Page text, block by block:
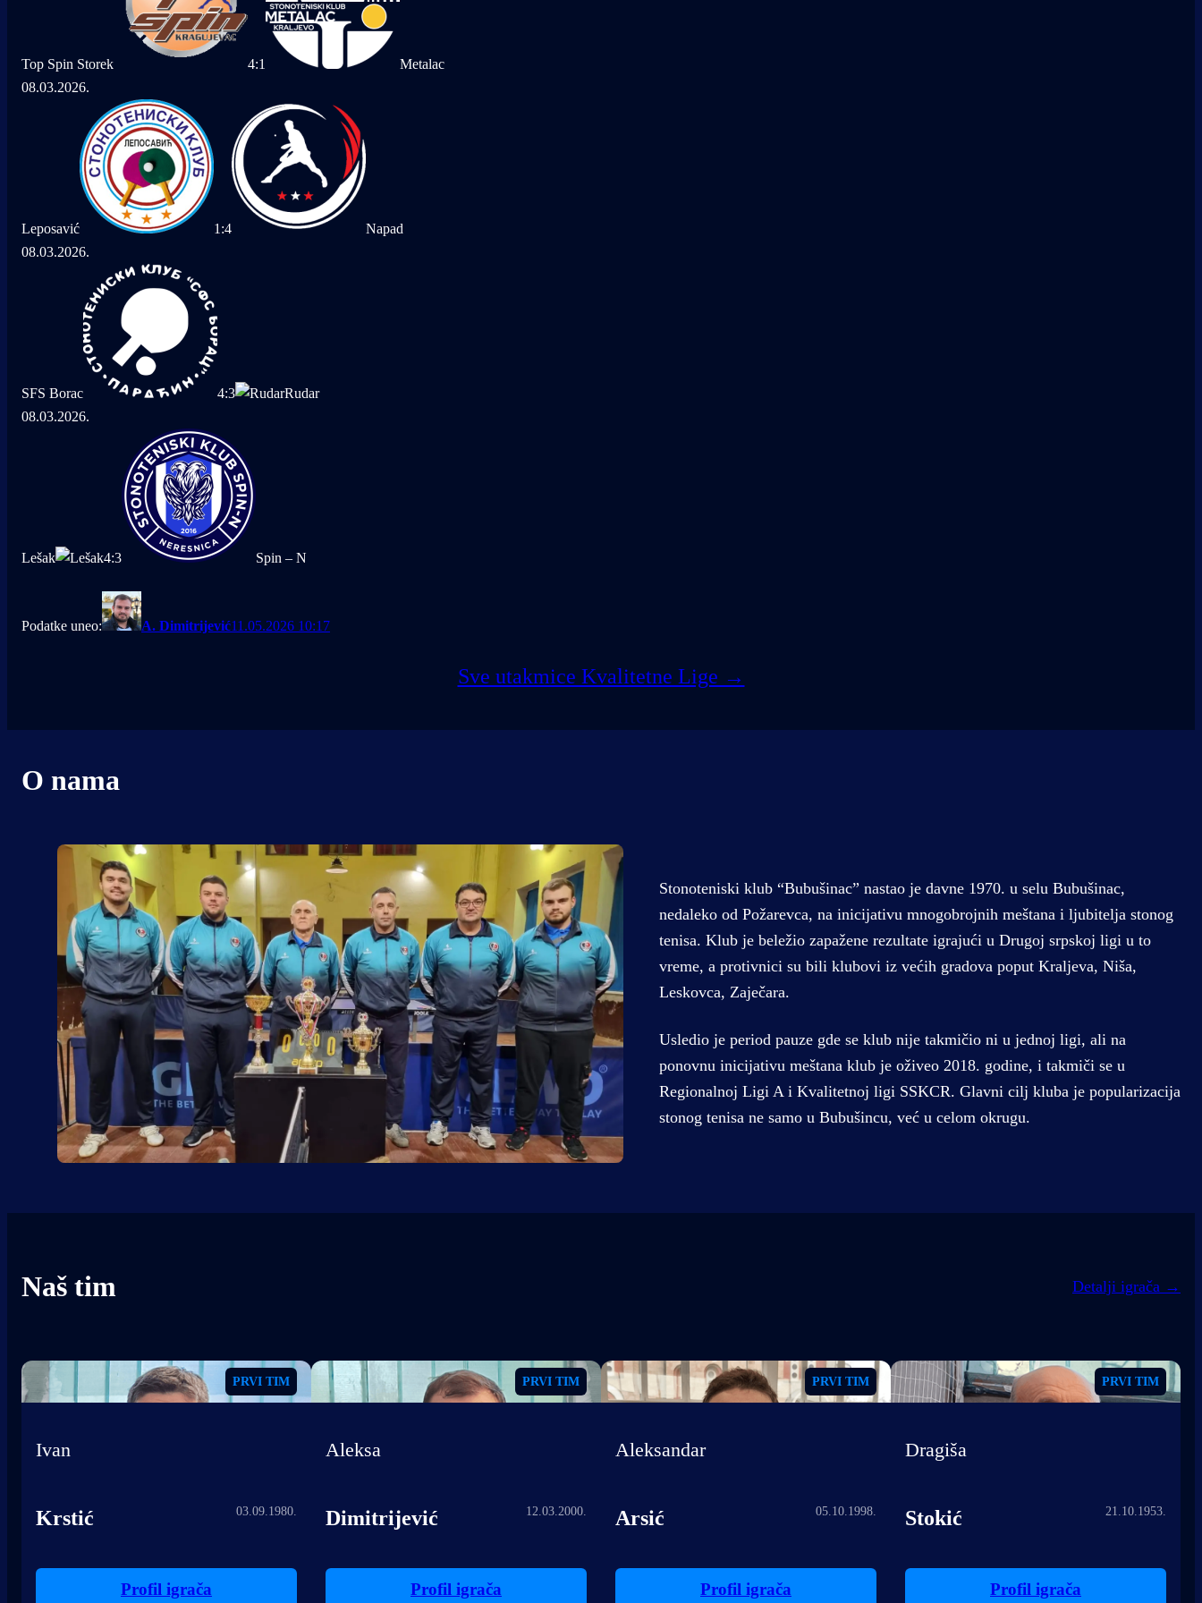
Top Spin Storek 4:1
Metalac
08.03.2026.
Leposavić 1 :4
Napad
08.03.2026.
SFS Borac 4:3
Rudar
08.03.2026.
Lešak 4:3 Spin – N
Podatke uneo: A. Dimitrijević11.05.2026 10:17
Sve utakmice Kvalitetne Lige →
O nama
Stonoteniski klub “Bubušinac” nastao je davne 1970. u selu Bubušinac,
nedaleko od Požarevca, na inicijativu mnogobrojnih meštana i ljubitelja stonog
tenisa. Klub je beležio zapažene rezultate igrajući u Drugoj srpskoj ligi u to
vreme, a protivnici su bili klubovi iz većih gradova poput Kraljeva, Niša,
Leskovca, Zaječara.
Usledio je period pauze gde se klub nije takmičio ni u jednoj ligi, ali na
ponovnu inicijativu meštana klub je oživeo 2018. godine, i takmiči se u
Regionalnoj Ligi A i Kvalitetnoj ligi SSKCR. Glavni cilj kluba je popularizacija
stonog tenisa ne samo u Bubušincu, već u celom okrugu.
Naš tim Detalji igrača →
PRVI TIM
Ivan
Krstić 03.09.1980.
Profil igrača
PRVI TIM
Aleksa
Dimitrijević 12.03.2000.
Profil igrača
PRVI TIM
Aleksandar
Arsić 05.10.1998.
Profil igrača
PRVI TIM
Dragiša
Stokić 21.10.1953.
Profil igrača